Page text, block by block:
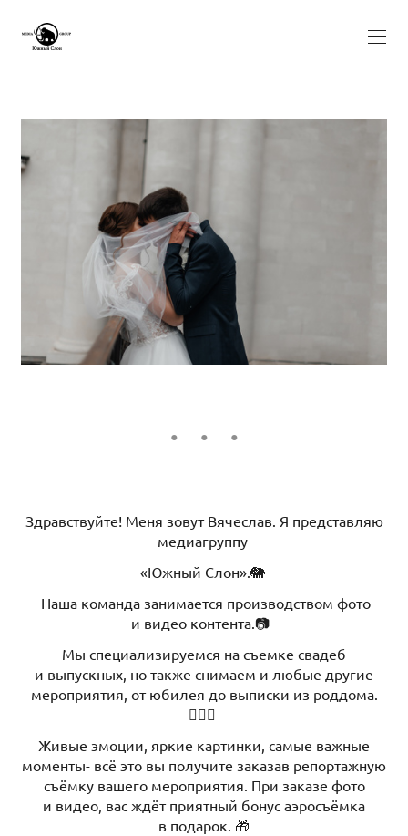
Здравствуйте! Меня зовут Вячеслав. Я представляю
медиагруппу
«Южный Слон».🐘
Наша команда занимается производством фото
и видео контента.📷
Мы специализируемся на съемке свадеб
и выпускных, но также снимаем и любые другие
мероприятия, от юбилея до выписки из роддома.
👰🏼‍♀️
Живые эмоции, яркие картинки, самые важные
моменты- всё это вы получите заказав репортажную
съёмку вашего мероприятия. При заказе фото
и видео, вас ждёт приятный бонус аэросъёмка
в подарок. 🎁